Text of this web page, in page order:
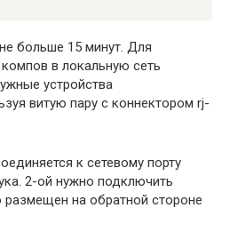
больше 15 минут. Для
в локальную сеть
устройства
витую пару с коннектором rj-
к сетевому порту
2-ой нужно подключить
размещен на обратной стороне